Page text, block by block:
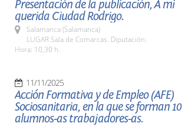
Presentación de la publicación, A mi
querida Ciudad Rodrigo.
Salamanca (Salamanca)
LUGAR Sala de Comarcas. Diputación.
Hora: 10,30 h.
11/11/2025
Acción Formativa y de Empleo (AFE)
Sociosanitaria, en la que se forman 10
alumnos-as trabajadores-as.